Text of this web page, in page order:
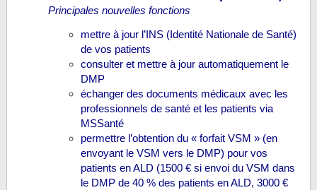
Principales nouvelles fonctions
mettre à jour l’INS (Identité Nationale de Santé)
de vos patients
consulter et mettre à jour automatiquement le
DMP
échanger des documents médicaux avec les
professionnels de santé et les patients via
MSSanté
permettre l’obtention du « forfait VSM » (en
envoyant le VSM vers le DMP) pour vos
patients en ALD (1500 € si envoi du VSM dans
le DMP de 40 % des patients en ALD, 3000 €